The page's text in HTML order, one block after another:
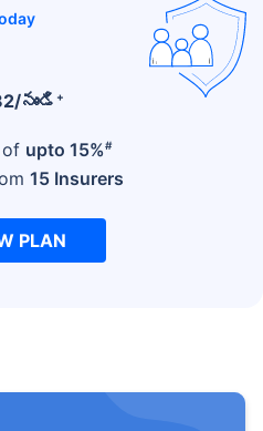
/నుండి +
of upto 15%#
15 Insurers
PLAN